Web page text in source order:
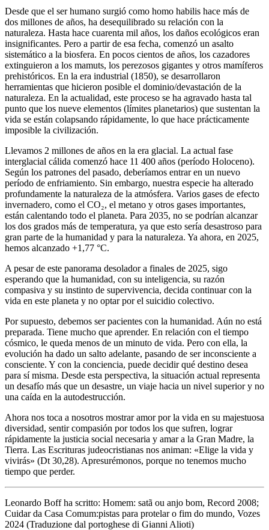
Desde que el ser humano surgió como homo habilis hace más de
dos millones de años, ha desequilibrado su relación con la
naturaleza. Hasta hace cuarenta mil años, los daños ecológicos eran
insignificantes. Pero a partir de esa fecha, comenzó un asalto
sistemático a la biosfera. En pocos cientos de años, los cazadores
extinguieron a los mamuts, los perezosos gigantes y otros mamíferos
prehistóricos. En la era industrial (1850), se desarrollaron
herramientas que hicieron posible el dominio/devastación de la
naturaleza. En la actualidad, este proceso se ha agravado hasta tal
punto que los nueve elementos (límites planetarios) que sustentan la
vida se están colapsando rápidamente, lo que hace prácticamente
imposible la civilización.
Llevamos 2 millones de años en la era glacial. La actual fase
interglacial cálida comenzó hace 11 400 años (período Holoceno).
Según los patrones del pasado, deberíamos entrar en un nuevo
período de enfriamiento. Sin embargo, nuestra especie ha alterado
profundamente la naturaleza de la atmósfera. Varios gases de efecto
invernadero, como el CO₂, el metano y otros gases importantes,
están calentando todo el planeta. Para 2035, no se podrían alcanzar
los dos grados más de temperatura, ya que esto sería desastroso para
gran parte de la humanidad y para la naturaleza. Ya ahora, en 2025,
hemos alcanzado +1,77 °C.
A pesar de este panorama desolador a finales de 2025, sigo
esperando que la humanidad, con su inteligencia, su razón
compasiva y su instinto de supervivencia, decida continuar con la
vida en este planeta y no optar por el suicidio colectivo.
Por supuesto, debemos ser pacientes con la humanidad. Aún no está
preparada. Tiene mucho que aprender. En relación con el tiempo
cósmico, le queda menos de un minuto de vida. Pero con ella, la
evolución ha dado un salto adelante, pasando de ser inconsciente a
consciente. Y con la conciencia, puede decidir qué destino desea
para sí misma. Desde esta perspectiva, la situación actual representa
un desafío más que un desastre, un viaje hacia un nivel superior y no
una caída en la autodestrucción.
Ahora nos toca a nosotros mostrar amor por la vida en su majestuosa
diversidad, sentir compasión por todos los que sufren, lograr
rápidamente la justicia social necesaria y amar a la Gran Madre, la
Tierra. Las Escrituras judeocristianas nos animan: «Elige la vida y
vivirás» (Dt 30,28). Apresurémonos, porque no tenemos mucho
tiempo que perder.
Leonardo Boff ha scritto: Homem: satã ou anjo bom, Record 2008;
Cuidar da Casa Comum:pistas para protelar o fim do mundo, Vozes
2024 (Traduzione dal portoghese di Gianni Alioti)